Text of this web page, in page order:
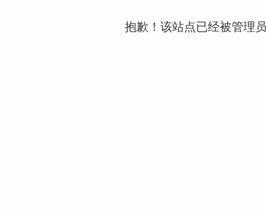
抱歉！该站点已经被管理